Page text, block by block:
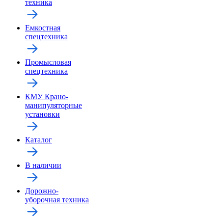
техника
Емкостная
спецтехника
Промысловая
спецтехника
КМУ Крано-
манипуляторные
установки
Каталог
В наличии
Дорожно-
уборочная техника